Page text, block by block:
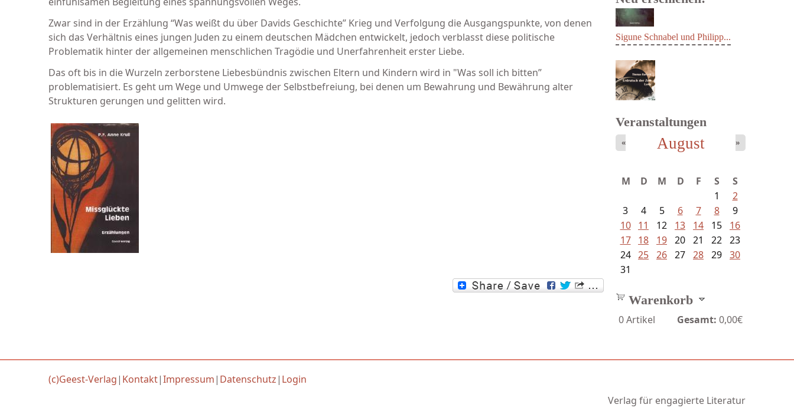
Zwar sind in der Erzählung “Was weißt du über Davids Geschichte” Krieg und Verfolgung die Ausgangspunkte, von denen
sich das Verhältnis eines jungen Juden zu einem deutschen Mädchen entwickelt, jedoch verblasst diese politische
Problematik hinter der allgemeinen menschlichen Tragödie und Unerfahrenheit erster Liebe.
Das oft bis in die Wurzeln zerborstene Liebesbündnis zwischen Eltern und Kindern wird in "Was soll ich bitten”
problematisiert. Es geht um Wege und Umwege der Selbstbefreiung, bei denen um Bewahrung und Bewährung alter
Strukturen gerungen und gelitten wird.
Sigune Schnabel und Philipp...
Veranstaltungen
August
« »
M D M D F S
S
1
2
3
4 5 6 7 8
9
10
11 12 13 14 15
16
17
18 19 20 21 22 23
24 25 26 27 28 29 30
31
Warenkorb
0Artikel Gesamt: 0,00€
(c)Geest-Verlag| Kontakt|Impressum| Datenschutz| Login
Verlag für engagierte Literatur